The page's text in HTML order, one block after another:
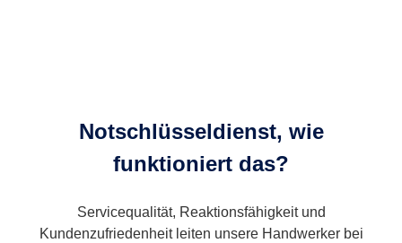
Notschlüsseldienst, wie
funktioniert das?
Servicequalität, Reaktionsfähigkeit und
Kundenzufriedenheit leiten unsere Handwerker bei